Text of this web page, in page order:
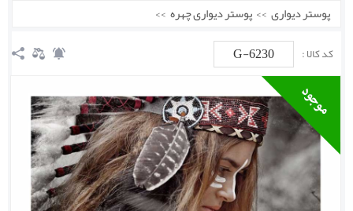
محصولات مرتبط
پوستر دیواری >> پوستر دیواری چهره >>
کد کالا : G-6230